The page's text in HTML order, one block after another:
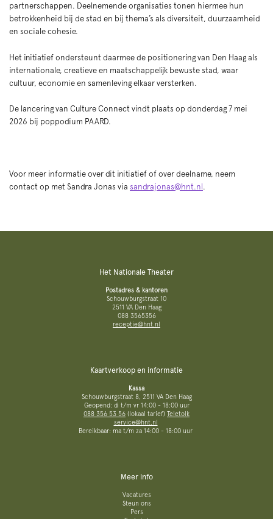
partnerschappen. Deelnemende organisaties tonen hiermee hun
betrokkenheid bij de stad en bij thema’s als diversiteit, duurzaamheid
en sociale cohesie.
Het initiatief ondersteunt daarmee de positionering van Den Haag als
internationale, creatieve en maatschappelijk bewuste stad, waar
cultuur, economie en samenleving elkaar versterken.
De lancering van Culture Connect vindt plaats op donderdag 7 mei
2026 bij poppodium PAARD.
Voor meer informatie over dit initiatief of over deelname, neem
contact op met Sandra Jonas via sandrajonas@hnt.nl .
Het Nationale Theater
Postadres & kantoren
Schouwburgstraat 10
2511 VA Den Haag
088 3565356
receptie@hnt.nl
Kaartverkoop en informatie
Kassa
Schouwburgstraat 8, 2511 VA Den Haag
Geopend: di t/m vr 14:00 - 18:00 uur
088 356 53 56 (lokaal tarief) Teletolk
service@hnt.nl
Bereikbaar: ma t/m za 14:00 - 18:00 uur
Meer info
Vacatures
Steun ons
Pers